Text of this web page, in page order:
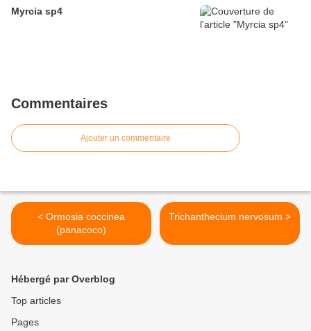
Myrcia sp4
Commentaires
Ajouter un commentaire
< Ormosia coccinea
(panacoco)
Trichanthecium nervosum >
Hébergé par Overblog
Top articles
Pages